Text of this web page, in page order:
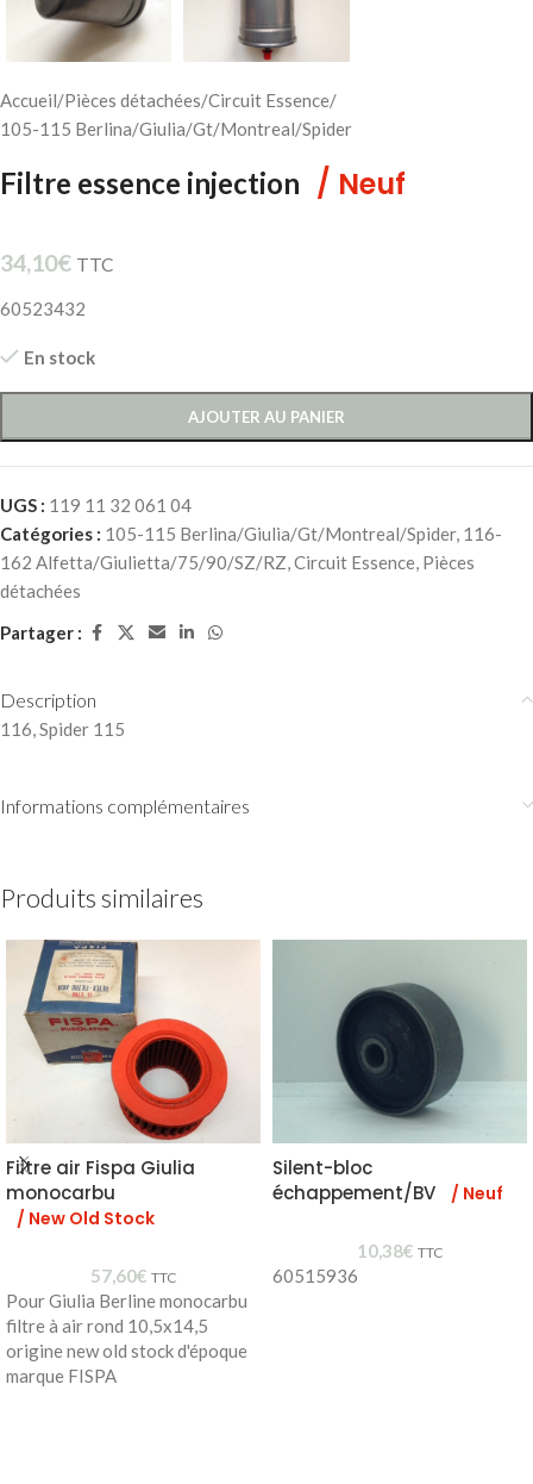
Accueil/Pièces détachées/Circuit Essence/
105-115 Berlina/Giulia/Gt/Montreal/Spider
Filtre essence injection / Neuf
34,10€ TTC
60523432
En stock
AJOUTER AU PANIER
UGS : 119 11 32 061 04
Catégories : 105-115 Berlina/Giulia/Gt/Montreal/Spider, 116-
162 Alfetta/Giulietta/75/90/SZ/RZ,Circuit Essence, Pièces
détachées
Partager :
Description
116, Spider 115
Informations complémentaires
Produits similaires
Filtre air Fispa Giulia
monocarbu
/ New Old Stock
57,60€ TTC
Pour Giulia Berline monocarbu
filtre à air rond 10,5x14,5
origine new old stock d'époque
marque FISPA
Silent-bloc
échappement/BV
/ Neuf
10,38€ TTC
60515936